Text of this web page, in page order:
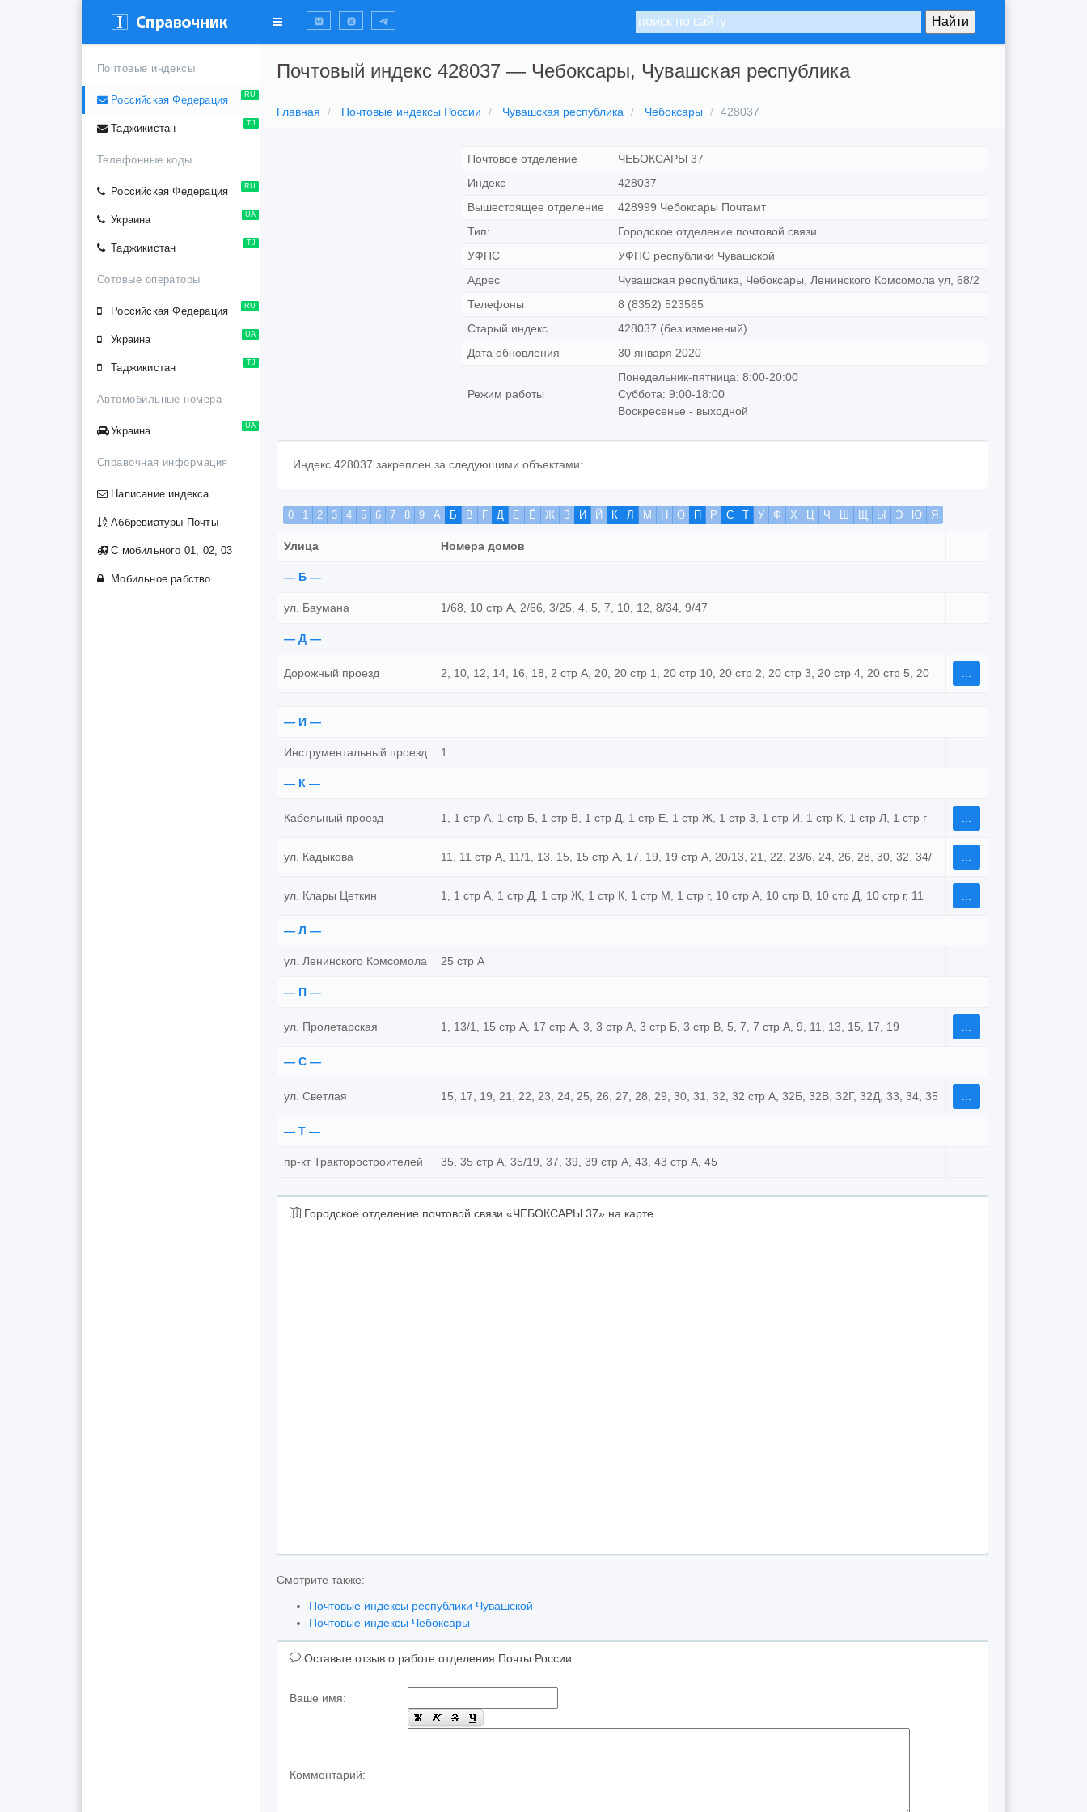
Почтовые индексы
RU
Российская Федерация
TJ
Таджикистан
Телефонные коды
RU
Российская Федерация
UA
Украина
TJ
Таджикистан
Сотовые операторы
RU
Российская Федерация
UA
Украина
TJ
Таджикистан
Автомобильные номера
UA
Украина
Справочная информация
Написание индекса
Аббревиатуры Почты
С мобильного 01, 02, 03
Мобильное рабство
Почтовый индекс 428037 — Чебоксары, Чувашская республика
Главная Почтовые индексы России Чувашская республика Чебоксары 428037
Почтовое отделение
ЧЕБОКСАРЫ 37
Индекс
428037
Вышестоящее отделение
428999 Чебоксары Почтамт
Тип:
Городское отделение почтовой связи
УФПС
УФПС республики Чувашской
Адрес
Чувашская республика, Чебоксары, Ленинского Комсомола ул, 68/2
Телефоны
8 (8352) 523565
Старый индекс
428037 (без изменений)
Дата обновления
30 января 2020
Режим работы
Понедельник-пятница: 8:00-20:00
Суббота: 9:00-18:00
Воскресенье - выходной
Индекс 428037 закреплен за следующими объектами:
0 1 2 3 4 5 6 7 8 9 А Б В Г Д Е Ё Ж З И Й К Л М Н О П Р С Т У Ф Х Ц Ч Ш Щ Ы Э Ю Я
Улица Номера домов
— Б —
ул. Баумана 1/68, 10 стр А, 2/66, 3/25, 4, 5, 7, 10, 12, 8/34, 9/47
— Д —
Дорожный проезд 2, 10, 12, 14, 16, 18, 2 стр А, 20, 20 стр 1, 20 стр 10, 20 стр 2, 20 стр 3, 20 стр 4, 20 стр 5, 20 ...
— И —
Инструментальный проезд 1
— К —
Кабельный проезд 1, 1 стр А, 1 стр Б, 1 стр В, 1 стр Д, 1 стр Е, 1 стр Ж, 1 стр З, 1 стр И, 1 стр К, 1 стр Л, 1 стр г ...
ул. Кадыкова 11, 11 стр А, 11/1, 13, 15, 15 стр А, 17, 19, 19 стр А, 20/13, 21, 22, 23/6, 24, 26, 28, 30, 32, 34/ ...
ул. Клары Цеткин 1, 1 стр А, 1 стр Д, 1 стр Ж, 1 стр К, 1 стр М, 1 стр г, 10 стр А, 10 стр В, 10 стр Д, 10 стр г, 11 ...
— Л —
ул. Ленинского Комсомола 25 стр А
— П —
ул. Пролетарская 1, 13/1, 15 стр А, 17 стр А, 3, 3 стр А, 3 стр Б, 3 стр В, 5, 7, 7 стр А, 9, 11, 13, 15, 17, 19 ...
— С —
ул. Светлая 15, 17, 19, 21, 22, 23, 24, 25, 26, 27, 28, 29, 30, 31, 32, 32 стр А, 32Б, 32В, 32Г, 32Д, 33, 34, 35 ...
— Т —
пр-кт Тракторостроителей 35, 35 стр А, 35/19, 37, 39, 39 стр А, 43, 43 стр А, 45
Городское отделение почтовой связи «ЧЕБОКСАРЫ 37» на карте
Смотрите также:
Почтовые индексы республики Чувашской
Почтовые индексы Чебоксары
Оставьте отзыв о работе отделения Почты России
Ваше имя:
Комментарий: